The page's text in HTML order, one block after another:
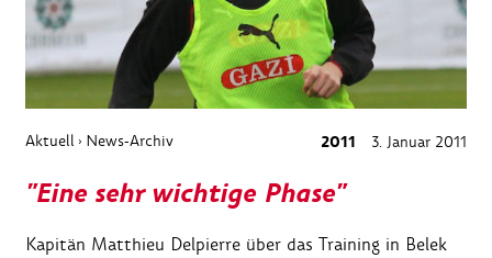
Aktuell › News-Archiv 2011 3. Januar 2011
"Eine sehr wichtige Phase"
Kapitän Matthieu Delpierre über das Training in Belek